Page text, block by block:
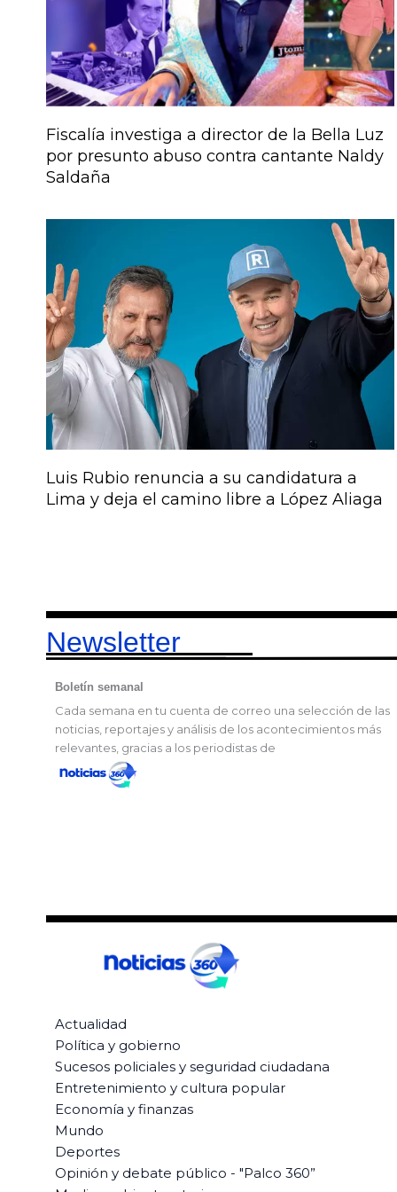
Fiscalía investiga a director de la Bella Luz
por presunto abuso contra cantante Naldy
Saldaña
Luis Rubio renuncia a su candidatura a
Lima y deja el camino libre a López Aliaga
Newsletter
Boletín semanal
Cada semana en tu cuenta de correo una selección de las
noticias, reportajes y análisis de los acontecimientos más
relevantes, gracias a los periodistas de
Actualidad
Política y gobierno
Sucesos policiales y seguridad ciudadana
Entretenimiento y cultura popular
Economía y finanzas
Mundo
Deportes
Opinión y debate público - "Palco 360”